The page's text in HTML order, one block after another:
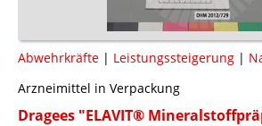
Abwehrkräfte | Leistungssteigerung |
Arzneimittel in Verpackung
Dragees "ELAVIT®